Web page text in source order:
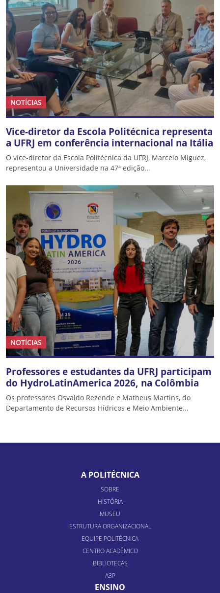
NOTÍCIAS
Vice-diretor da Escola Politécnica representa
a UFRJ em conferência internacional na Itália
O vice-diretor da Escola Politécnica da UFRJ, Marcelo Miguez,
representou a Universidade na 47ª edição...
NOTÍCIAS
Professores e estudantes da UFRJ participam
do HydroLatinAmerica 2026, na Colômbia
Os professores Osvaldo Rezende e Matheus Martins, do
Departamento de Recursos Hídricos e Meio Ambiente...
A POLITÉCNICA
SOBRE
HISTÓRIA
MUSEU
ESTRUTURA ORGANIZACIONAL
EQUIPE POLITÉCNICA
CENTRO ACADÊMICO
BIBLIOTECAS
A3P
ENSINO